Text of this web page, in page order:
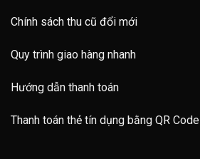
Chính sách thu cũ đổi mới
Quy trình giao hàng nhanh
Hướng dẫn thanh toán
Thanh toán thẻ tín dụng bằng QR Code